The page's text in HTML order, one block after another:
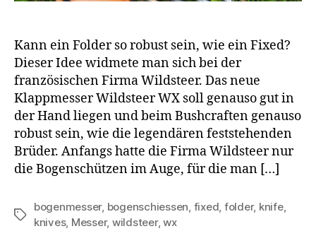
Kann ein Folder so robust sein, wie ein Fixed?
Dieser Idee widmete man sich bei der
französischen Firma Wildsteer. Das neue
Klappmesser Wildsteer WX soll genauso gut in
der Hand liegen und beim Bushcraften genauso
robust sein, wie die legendären feststehenden
Brüder. Anfangs hatte die Firma Wildsteer nur
die Bogenschützen im Auge, für die man […]
Schlagwörter
bogenmesser, bogenschiessen, fixed, folder, knife,
knives, Messer, wildsteer,wx